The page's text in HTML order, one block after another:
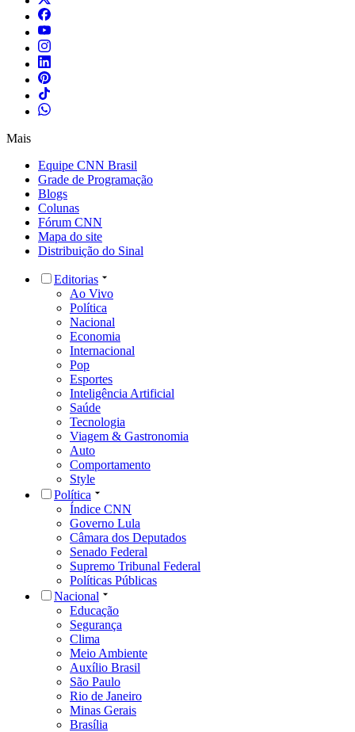
Mais
Equipe CNN Brasil
Grade de Programação
Blogs
Colunas
Fórum CNN
Mapa do site
Distribuição do Sinal
Editorias
Ao Vivo
Política
Nacional
Economia
Internacional
Pop
Esportes
Inteligência Artificial
Saúde
Tecnologia
Viagem & Gastronomia
Auto
Comportamento
Style
Política
Índice CNN
Governo Lula
Câmara dos Deputados
Senado Federal
Supremo Tribunal Federal
Políticas Públicas
Nacional
Educação
Segurança
Clima
Meio Ambiente
Auxílio Brasil
São Paulo
Rio de Janeiro
Minas Gerais
Brasília